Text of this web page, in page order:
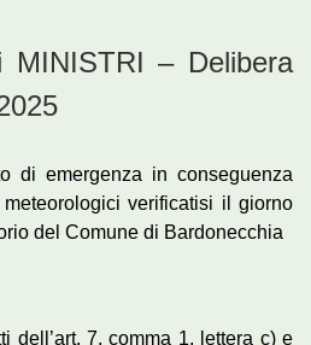
MINISTRI – Delibera
di emergenza in conseguenza
verificatisi il giorno
del Comune di Bardonecchia
dell’art. 7, comma 1, lettera c) e